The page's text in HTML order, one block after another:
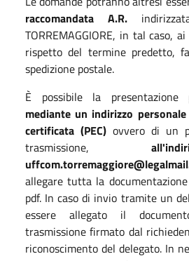
raccomandata A.R.
TORREMAGGIORE, in tal caso,
rispetto del termine predetto,
spedizione postale.
È possibile la
mediante un indirizzo
certificata (PEC) ovvero di un
trasmissione,
allegare tutta la
pdf. In caso di invio tramite un
essere allegato il
trasmissione firmato dal
riconoscimento del delegato. In